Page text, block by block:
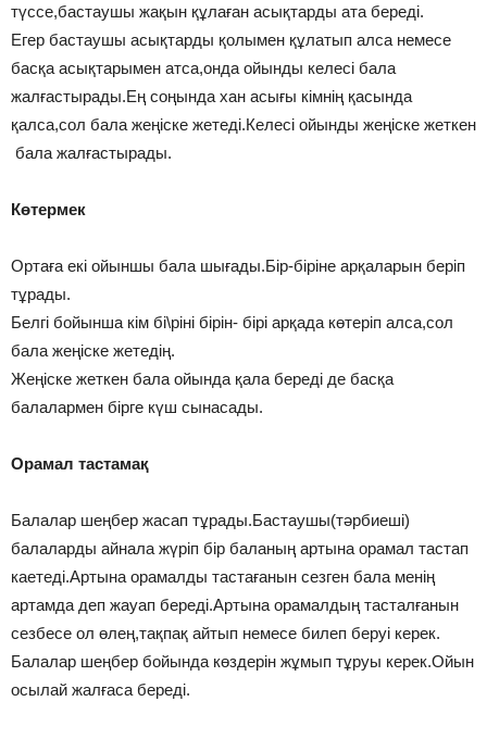
түссе,бастаушы жақын құлаған асықтарды ата береді.
Егер бастаушы асықтарды қолымен құлатып алса немесе
басқа асықтарымен атса,онда ойынды келесі бала
жалғастырады.Ең соңында хан асығы кімнің қасында
қалса,сол бала жеңіске жетеді.Келесі ойынды жеңіске жеткен
бала жалғастырады.
Көтермек
Ортаға екі ойыншы бала шығады.Бір-біріне арқаларын беріп
тұрады.
Белгі бойынша кім бі\ріні бірін- бірі арқада көтеріп алса,сол
бала жеңіске жетедің.
Жеңіске жеткен бала ойында қала береді де басқа
балалармен бірге күш сынасады.
Орамал тастамақ
Балалар шеңбер жасап тұрады.Бастаушы(тәрбиеші)
балаларды айнала жүріп бір баланың артына орамал тастап
каетеді.Артына орамалды тастағанын сезген бала менің
артамда деп жауап береді.Артына орамалдың тасталғанын
сезбесе ол өлең,тақпақ айтып немесе билеп беруі керек.
Балалар шеңбер бойында көздерін жұмып тұруы керек.Ойын
осылай жалғаса береді.